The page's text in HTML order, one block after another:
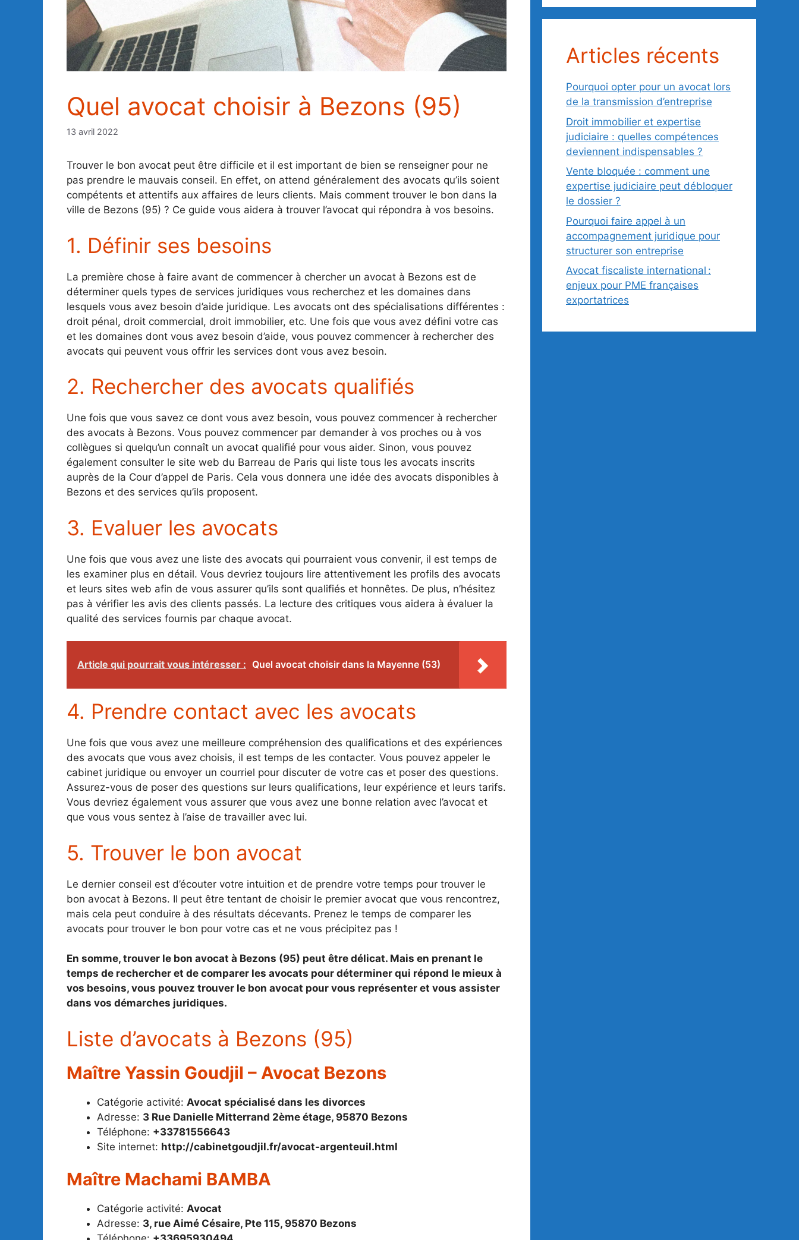
Quel avocat choisir à Bezons (95)
13 avril 2022
Trouver le bon avocat peut être difficile et il est important de bien se renseigner pour ne
pas prendre le mauvais conseil. En effet, on attend généralement des avocats qu’ils soient
compétents et attentifs aux affaires de leurs clients. Mais comment trouver le bon dans la
ville de Bezons (95) ? Ce guide vous aidera à trouver l’avocat qui répondra à vos besoins.
1. Définir ses besoins
La première chose à faire avant de commencer à chercher un avocat à Bezons est de
déterminer quels types de services juridiques vous recherchez et les domaines dans
lesquels vous avez besoin d’aide juridique. Les avocats ont des spécialisations différentes :
droit pénal, droit commercial, droit immobilier, etc. Une fois que vous avez défini votre cas
et les domaines dont vous avez besoin d’aide, vous pouvez commencer à rechercher des
avocats qui peuvent vous offrir les services dont vous avez besoin.
2. Rechercher des avocats qualifiés
Une fois que vous savez ce dont vous avez besoin, vous pouvez commencer à rechercher
des avocats à Bezons. Vous pouvez commencer par demander à vos proches ou à vos
collègues si quelqu’un connaît un avocat qualifié pour vous aider. Sinon, vous pouvez
également consulter le site web du Barreau de Paris qui liste tous les avocats inscrits
auprès de la Cour d’appel de Paris. Cela vous donnera une idée des avocats disponibles à
Bezons et des services qu’ils proposent.
3. Evaluer les avocats
Une fois que vous avez une liste des avocats qui pourraient vous convenir, il est temps de
les examiner plus en détail. Vous devriez toujours lire attentivement les profils des avocats
et leurs sites web afin de vous assurer qu’ils sont qualifiés et honnêtes. De plus, n’hésitez
pas à vérifier les avis des clients passés. La lecture des critiques vous aidera à évaluer la
qualité des services fournis par chaque avocat.
Article qui pourrait vous intéresser : Quel avocat choisir dans la Mayenne (53)
4. Prendre contact avec les avocats
Une fois que vous avez une meilleure compréhension des qualifications et des expériences
des avocats que vous avez choisis, il est temps de les contacter. Vous pouvez appeler le
cabinet juridique ou envoyer un courriel pour discuter de votre cas et poser des questions.
Assurez-vous de poser des questions sur leurs qualifications, leur expérience et leurs tarifs.
Vous devriez également vous assurer que vous avez une bonne relation avec l’avocat et
que vous vous sentez à l’aise de travailler avec lui.
5. Trouver le bon avocat
Le dernier conseil est d’écouter votre intuition et de prendre votre temps pour trouver le
bon avocat à Bezons. Il peut être tentant de choisir le premier avocat que vous rencontrez,
mais cela peut conduire à des résultats décevants. Prenez le temps de comparer les
avocats pour trouver le bon pour votre cas et ne vous précipitez pas !
En somme, trouver le bon avocat à Bezons (95) peut être délicat. Mais en prenant le
temps de rechercher et de comparer les avocats pour déterminer qui répond le mieux à
vos besoins, vous pouvez trouver le bon avocat pour vous représenter et vous assister
dans vos démarches juridiques.
Liste d’avocats à Bezons (95)
Maître Yassin Goudjil – Avocat Bezons
Catégorie activité: Avocat spécialisé dans les divorces
Adresse: 3 Rue Danielle Mitterrand 2ème étage, 95870 Bezons
Téléphone: +33781556643
Site internet: http://cabinetgoudjil.fr/avocat-argenteuil.html
Maître Machami BAMBA
Catégorie activité: Avocat
Adresse: 3, rue Aimé Césaire, Pte 115, 95870 Bezons
Articles récents
Pourquoi opter pour un avocat lors
de la transmission d’entreprise
Droit immobilier et expertise
judiciaire : quelles compétences
deviennent indispensables ?
Vente bloquée : comment une
expertise judiciaire peut débloquer
le dossier ?
Pourquoi faire appel à un
accompagnement juridique pour
structurer son entreprise
Avocat fiscaliste international :
enjeux pour PME françaises
exportatrices